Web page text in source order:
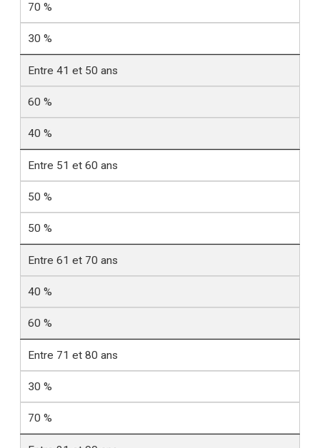
70 %
30 %
Entre 41 et 50 ans
60 %
40 %
Entre 51 et 60 ans
50 %
50 %
Entre 61 et 70 ans
40 %
60 %
Entre 71 et 80 ans
30 %
70 %